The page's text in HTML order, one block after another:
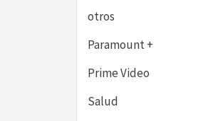
otros
Paramount +
Prime Video
Salud